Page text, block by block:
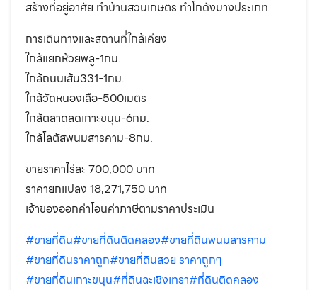
สร้างที่อยู่อาศัย ทำบ้านสวนเกษตร ทำโกดังบางประเภท
การเดินทางและสถานที่ใกล้เคียง
ใกล้แยกห้วยพลู-1กม.
ใกล้ถนนเส้น331-1กม.
ใกล้วัดหนองเสือ-500เมตร
ใกล้ตลาดสดเกาะขนุน-6กม.
ใกล้โลตัสพนมสารคาม-8กม.
ขายราคาไร่ละ 700,000 บาท
ราคายกแปลง 18,271,750 บาท
เจ้าของออกค่าโอนค่าภาษีตามราคาประเมิน
#ขายที่ดิน#ขายที่ดินติดคลอง#ขายที่ดินพนมสารคาม
#ขายที่ดินราคาถูก#ขายที่ดินสวย ราคาถูกๆ
#ขายที่ดินเกาะขนุน#ที่ดินฉะเชิงเทรา#ที่ดินติดคลอง